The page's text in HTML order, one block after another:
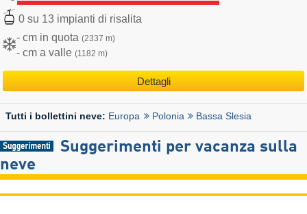
0 su 13 impianti di risalita
- cm in quota (2337 m)
- cm a valle (1182 m)
Dettagli
Tutti i bollettini neve: Europa Polonia Bassa Slesia
Suggerimenti per vacanza sulla
neve